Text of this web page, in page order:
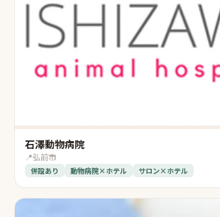
石澤動物病院
📍弘前市
併設あり 動物病院×ホテル サロン×ホテル